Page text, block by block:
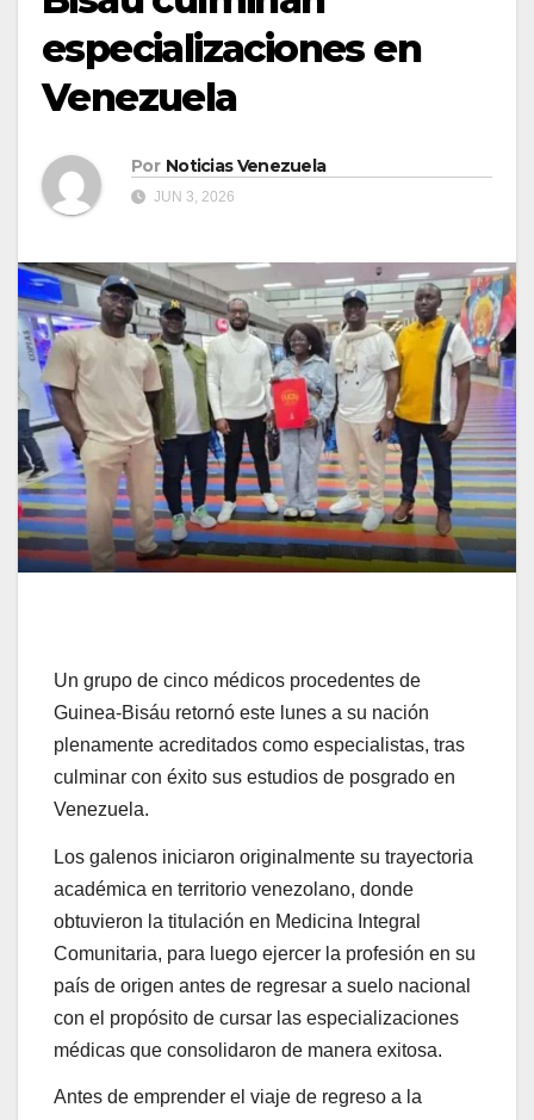
especializaciones en
Venezuela
Por Noticias Venezuela
JUN 3, 2026
Un grupo de cinco médicos procedentes de
Guinea-Bisáu retornó este lunes a su nación
plenamente acreditados como especialistas, tras
culminar con éxito sus estudios de posgrado en
Venezuela.
Los galenos iniciaron originalmente su trayectoria
académica en territorio venezolano, donde
obtuvieron la titulación en Medicina Integral
Comunitaria, para luego ejercer la profesión en su
país de origen antes de regresar a suelo nacional
con el propósito de cursar las especializaciones
médicas que consolidaron de manera exitosa.
Antes de emprender el viaje de regreso a la